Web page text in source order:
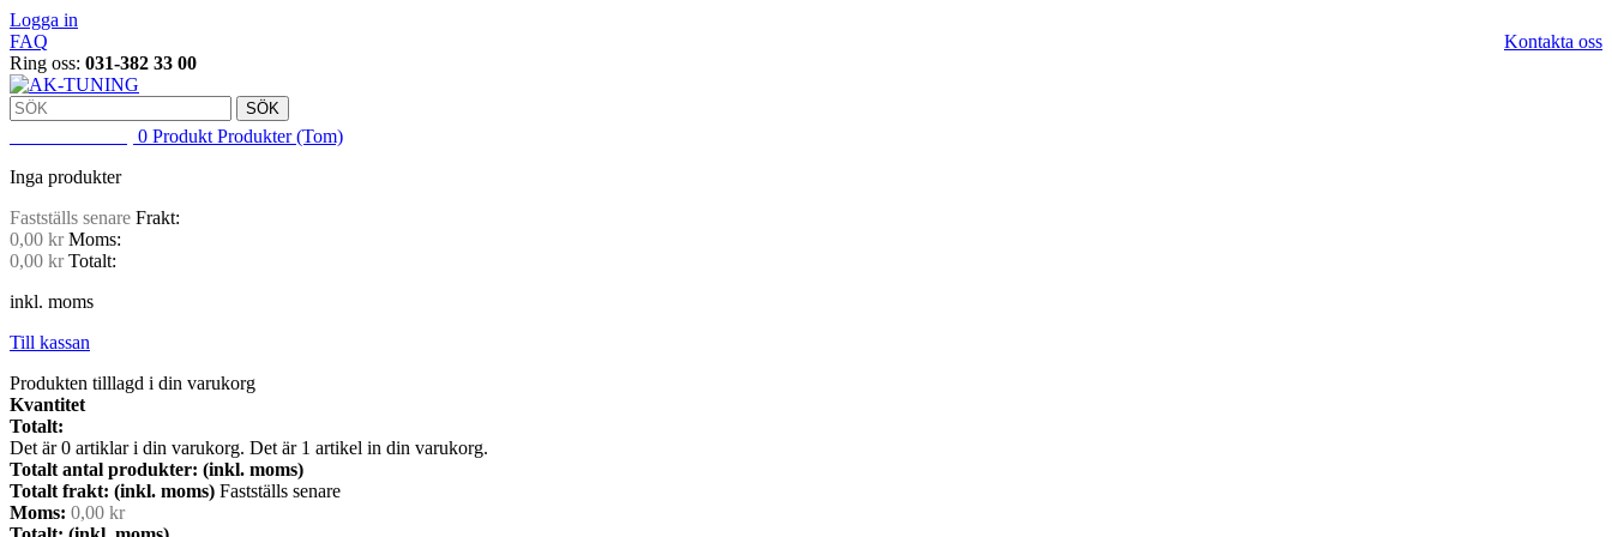
Logga in
Kontakta oss
FAQ
Ring oss: 031-382 33 00
SÖK
0 Produkt Produkter (Tom)
Inga produkter
Fastställs senare Frakt:
0,00 kr Moms:
0,00 kr Totalt:
inkl. moms
Till kassan
Produkten tilllagd i din varukorg
Kvantitet
Totalt:
Det är0 artiklar i din varukorg. Det är 1 artikel in din varukorg.
Totalt antal produkter: (inkl. moms)
Totalt frakt: (inkl. moms) Fastställs senare
Moms: 0,00 kr